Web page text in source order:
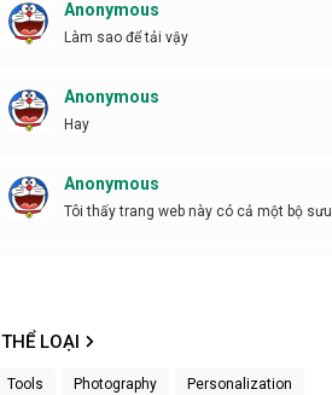
Anonymous
Làm sao để tải vậy
Anonymous
Hay
Anonymous
Tôi thấy trang web này có cả một bộ sưu
Anonymous
Bro tht sự kiên trì")
THỂ LOẠI
Tools Photography Personalization